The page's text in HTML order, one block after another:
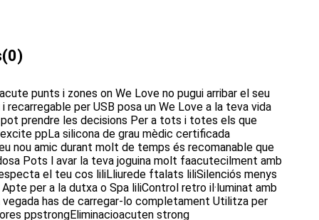
(0)
punts i zones on We Love no pugui arribar el seu
per USB posa un We Love a la teva vida
prendre les decisions Per a tots i totes els que
ppLa silicona de grau mèdic certificada
nou amic durant molt de temps és recomanable que
Pots l avar la teva joguina molt faacutecilment amb
el teu cos liliLliurede ftalats liliSilenciós menys
per a la dutxa o Spa liliControl retro il·luminat amb
has de carregar-lo completament Utilitza per
ppstrongEliminacioacuten strong